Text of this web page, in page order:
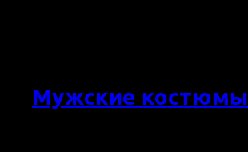
Мужские костюмы